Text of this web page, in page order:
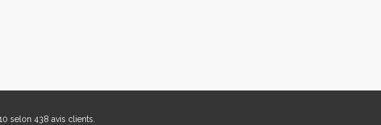
selon 438 avis clients.